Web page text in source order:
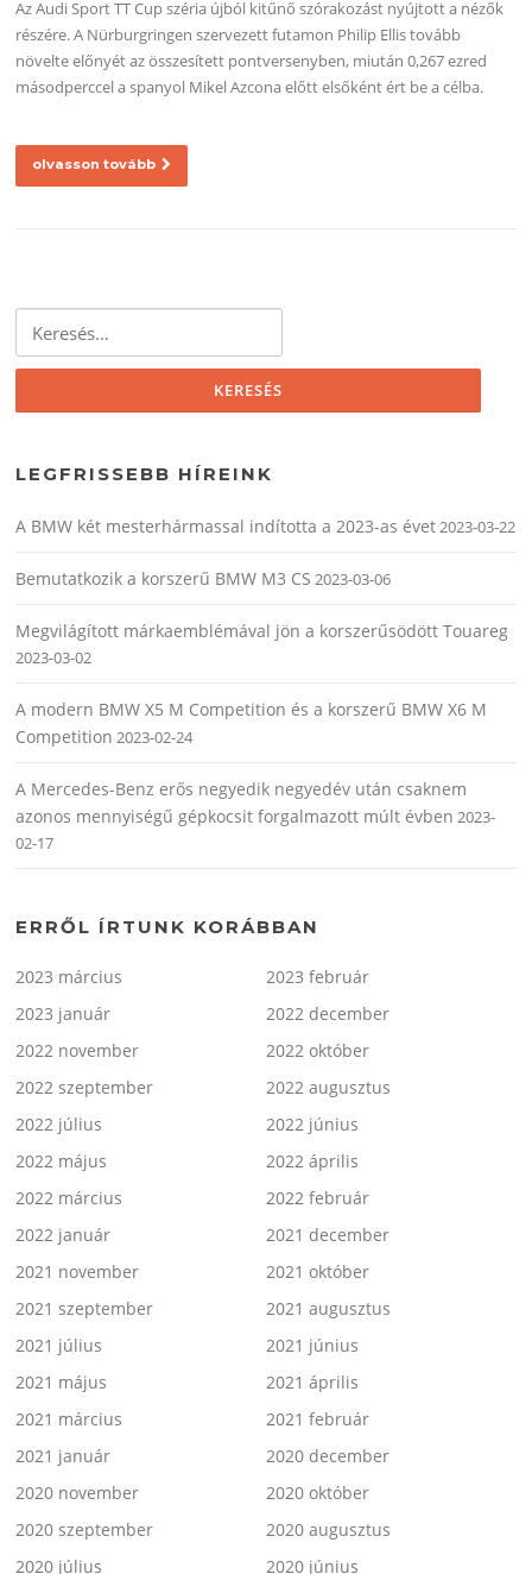
Az Audi Sport TT Cup széria újból kitűnő szórakozást nyújtott a nézők
részére. A Nürburgringen szervezett futamon Philip Ellis tovább
növelte előnyét az összesített pontversenyben, miután 0,267 ezred
másodperccel a spanyol Mikel Azcona előtt elsőként ért be a célba.
olvasson tovább
LEGFRISSEBB HÍREINK
A BMW két mesterhármassal indította a 2023-as évet2023-03-22
Bemutatkozik a korszerű BMW M3 CS 2023-03-06
Megvilágított márkaemblémával jön a korszerűsödött Touareg
2023-03-02
A modern BMW X5 M Competition és a korszerű BMW X6 M
Competition 2023-02-24
A Mercedes-Benz erős negyedik negyedév után csaknem
azonos mennyiségű gépkocsit forgalmazott múlt évben 2023-
02-17
ERRŐL ÍRTUNK KORÁBBAN
2023 március
2023 február
2023 január
2022 december
2022 november
2022 október
2022 szeptember
2022 augusztus
2022 július
2022 június
2022 május
2022 április
2022 március
2022 február
2022 január
2021 december
2021 november
2021 október
2021 szeptember
2021 augusztus
2021 július
2021 június
2021 május
2021 április
2021 március
2021 február
2021 január
2020 december
2020 november
2020 október
2020 szeptember
2020 augusztus
2020 július
2020 június